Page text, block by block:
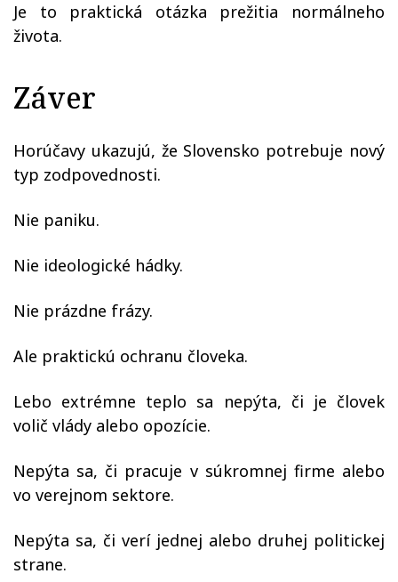
Je to praktická otázka prežitia normálneho
života.
Záver
Horúčavy ukazujú, že Slovensko potrebuje nový
typ zodpovednosti.
Nie paniku.
Nie ideologické hádky.
Nie prázdne frázy.
Ale praktickú ochranu človeka.
Lebo extrémne teplo sa nepýta, či je človek
volič vlády alebo opozície.
Nepýta sa, či pracuje v súkromnej firme alebo
vo verejnom sektore.
Nepýta sa, či verí jednej alebo druhej politickej
strane.